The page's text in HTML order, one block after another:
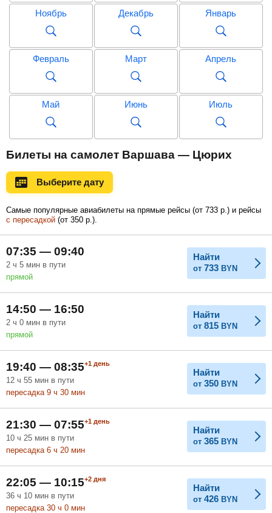
Ноябрь Декабрь Январь
Февраль Март Апрель
Май Июнь Июль
Сентябрь
Ноябрь
Билеты на самолет Варшава — Цюрих
Выберите дату
Самые популярные авиабилеты на прямые рейсы (от 733 р. ) и рейсы
с пересадкой (от 350 р. ).
07:35 — 09:40
2 ч 5 мин в пути
прямой
Найти
от 733 BYN
14:50 — 16:50
2 ч 0 мин в пути
прямой
Найти
от 815 BYN
19:40 — 08:35+1 день
12 ч 55 мин в пути
пересадка 9 ч 30 мин
Найти
от 350 BYN
21:30 — 07:55+1 день
10 ч 25 мин в пути
пересадка 6 ч 20 мин
Найти
от 365 BYN
22:05 — 10:15+2 дня
36 ч 10 мин в пути
пересадка 30 ч 0 мин
Найти
от 426 BYN